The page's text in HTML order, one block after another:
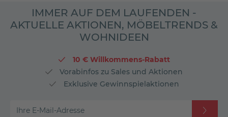
IMMER AUF DEM LAUFENDEN -
AKTUELLE AKTIONEN, MÖBELTRENDS &
WOHNIDEEN
10 € Willkommens-Rabatt
Vorabinfos zu Sales und Aktionen
Exklusive Gewinnspielaktionen
Ihre E-Mail-Adresse